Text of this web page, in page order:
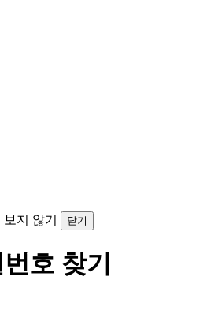
지 않기 닫기
호 찾기